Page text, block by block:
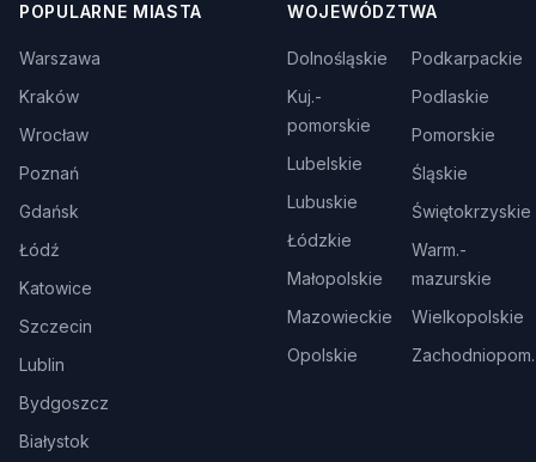
POPULARNE MIASTA
Warszawa
Kraków
Wrocław
Poznań
Gdańsk
Łódź
Katowice
Szczecin
Lublin
Bydgoszcz
Białystok
WOJEWÓDZTWA
Dolnośląskie
Kuj.-
pomorskie
Lubelskie
Lubuskie
Łódzkie
Małopolskie
Mazowieckie
Opolskie
Podkarpackie
Podlaskie
Pomorskie
Śląskie
Świętokrzyskie
Warm.-
mazurskie
Wielkopolskie
Zachodniopom.